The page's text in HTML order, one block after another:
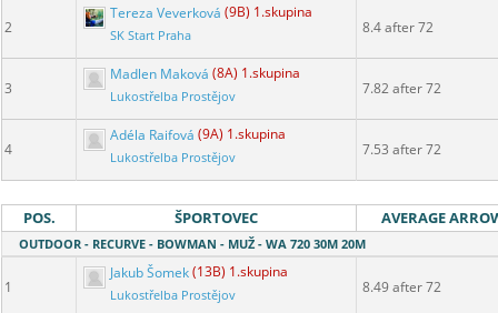
2
Tereza Veverková (9B) 1.skupina
SK Start Praha 8.4 after 72
3
Madlen Maková (8A) 1.skupina
Lukostřelba Prostějov 7.82 after 72
4
Adéla Raifová (9A) 1.skupina
Lukostřelba Prostějov 7.53 after 72
POS. ŠPORTOVEC AVERAGE
OUTDOOR - RECURVE - BOWMAN - MUŽ - WA 720 30M 20M
1
Jakub Šomek(13B) 1.skupina
Lukostřelba Prostějov 8.49 after 72